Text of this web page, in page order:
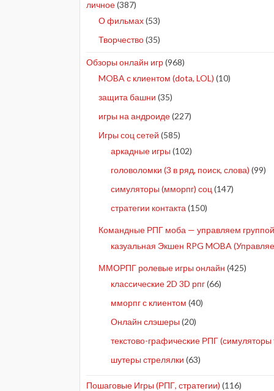
личное(387)
О фильмах(53)
Творчество(35)
Обзоры онлайн игр(968)
MOBA с клиентом (dota, LOL) (10)
защита башни (35)
игры на андроиде(227)
Игры соц сетей (585)
аркадные игры (102)
головоломки (3 в ряд, поиск, слова) (99)
симуляторы (мморпг) соц (147)
стратегии контакта (150)
Командные РПГ моба — управляем группой
казуальная Экшен RPG MOBA
ММОРПГ ролевые игры онлайн (425)
классические 2D 3D рпг(66)
мморпг с клиентом (40)
Онлайн слэшеры (20)
текстово-графические РПГ
шутеры стрелялки (63)
Пошаговые Игры (РПГ, стратегии) (116)